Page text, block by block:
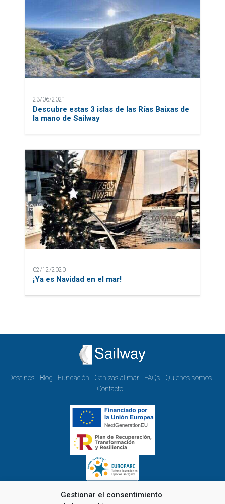
Gestionar el consentimiento
23/06/2021
Descubre estas 3 islas de las Rías Baixas de
la mano de Sailway
02/12/2020
¡Ya es Navidad en el mar!
Destinos Blog Fundación Cenizas al mar FAQs
Quienes somos
Contacto